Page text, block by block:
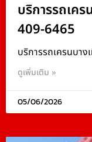
บริการรถเค
409-6465
บริการรถเครนบา
ดูเพิ่มเติม »
05/06/2026